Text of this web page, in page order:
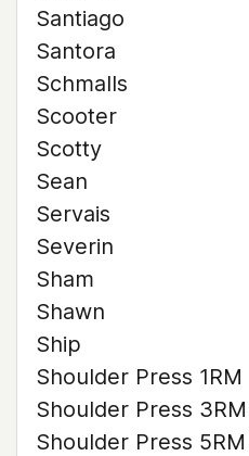
Santiago
Santora
Schmalls
Scooter
Scotty
Sean
Servais
Severin
Sham
Shawn
Ship
Shoulder Press 1RM
Shoulder Press 3RM
Shoulder Press 5RM